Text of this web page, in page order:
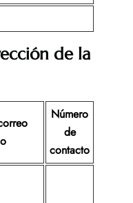
de la
Número
de
contacto